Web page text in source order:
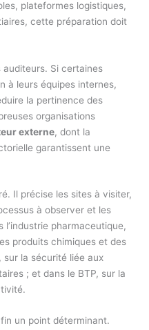
plateformes logistiques,
cette préparation doit
auditeurs. Si certaines
à leurs équipes internes,
la pertinence des
organisations
externe, dont la
garantissent une
Il précise les sites à visiter,
à observer et les
pharmaceutique,
produits chimiques et des
sur la sécurité liée aux
; et dans le BTP, sur la
un point déterminant.